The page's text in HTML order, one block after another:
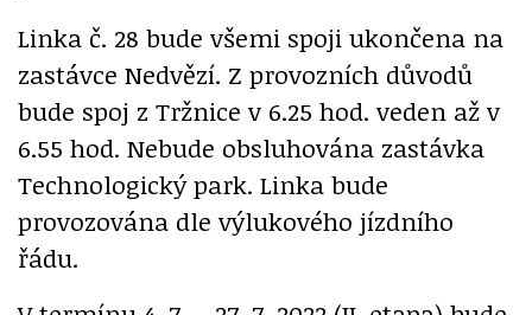
Linka č. 28 bude všemi spoji ukončena na
zastávce Nedvězí. Z provozních důvodů
bude spoj z Tržnice v 6.25 hod. veden až v
6.55 hod. Nebude obsluhována zastávka
Technologický park. Linka bude
provozována dle výlukového jízdního
řádu.